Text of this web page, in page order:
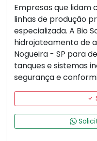
Empresas que lidam
linhas de produção
especializada. A Bio
hidrojateamento de
Nogueira - SP para
tanques e sistemas
segurança e